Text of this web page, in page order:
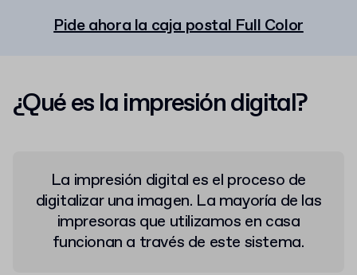
Pide ahora la caja postal Full Color
¿Qué es la impresión digital?
La impresión digital es el proceso de
digitalizar una imagen. La mayoría de las
impresoras que utilizamos en casa
funcionan a través de este sistema.